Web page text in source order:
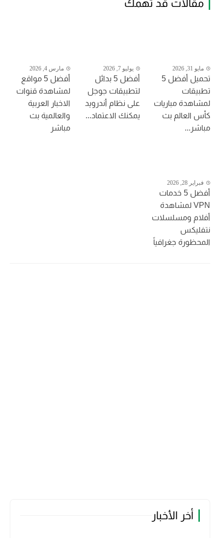
مقالات قد تهمك
مايو 31, 2026
تحميل أفضل 5
تطبيقات
لمشاهدة مباريات
كأس العالم بث
مباشر...
يوليو 7, 2026
أفضل 5 بدائل
لتطبيقات جوجل
على نظام أندرويد
يمكنك الاعتماد...
مارس 4, 2026
أفضل 5 مواقع
لمشاهدة قنوات
الاخبار العربية
والعالمية بث
مباشر
فبراير 28, 2026
أفضل 5 خدمات
VPN لمشاهدة
أفلام ومسلسلات
نتفليكس
المحظورة جغرافياً
أخر الأخبار